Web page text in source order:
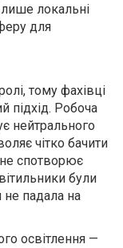
лише локальні
для
тому фахівці
підхід. Робоча
нейтрального
чітко бачити
не спотворює
були
не падала на
освітлення —